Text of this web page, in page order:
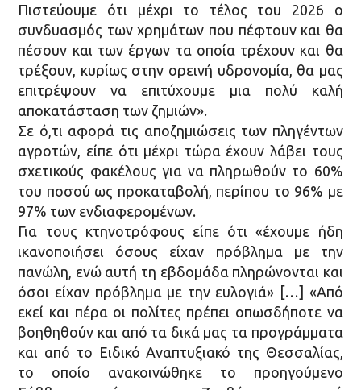
Πιστεύουμε ότι μέχρι το τέλος του 2026 ο
συνδυασμός των χρημάτων που πέφτουν και θα
πέσουν και των έργων τα οποία τρέχουν και θα
τρέξουν, κυρίως στην ορεινή υδρονομία, θα μας
επιτρέψουν να επιτύχουμε μια πολύ καλή
αποκατάσταση των ζημιών».
Σε ό,τι αφορά τις αποζημιώσεις των πληγέντων
αγροτών, είπε ότι μέχρι τώρα έχουν λάβει τους
σχετικούς φακέλους για να πληρωθούν το 60%
του ποσού ως προκαταβολή, περίπου το 96% με
97% των ενδιαφερομένων.
Για τους κτηνοτρόφους είπε ότι «έχουμε ήδη
ικανοποιήσει όσους είχαν πρόβλημα με την
πανώλη, ενώ αυτή τη εβδομάδα πληρώνονται και
όσοι είχαν πρόβλημα με την ευλογιά» […] «Από
εκεί και πέρα οι πολίτες πρέπει οπωσδήποτε να
βοηθηθούν και από τα δικά μας τα προγράμματα
και από το Ειδικό Αναπτυξιακό της Θεσσαλίας,
το οποίο ανακοινώθηκε το προηγούμενο